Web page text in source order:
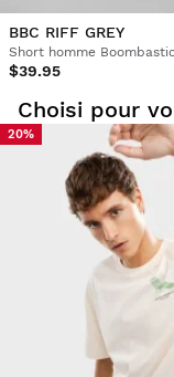
BBC RIFF GREY
Short homme Boombastic
$39.95
Choisi pour
20%